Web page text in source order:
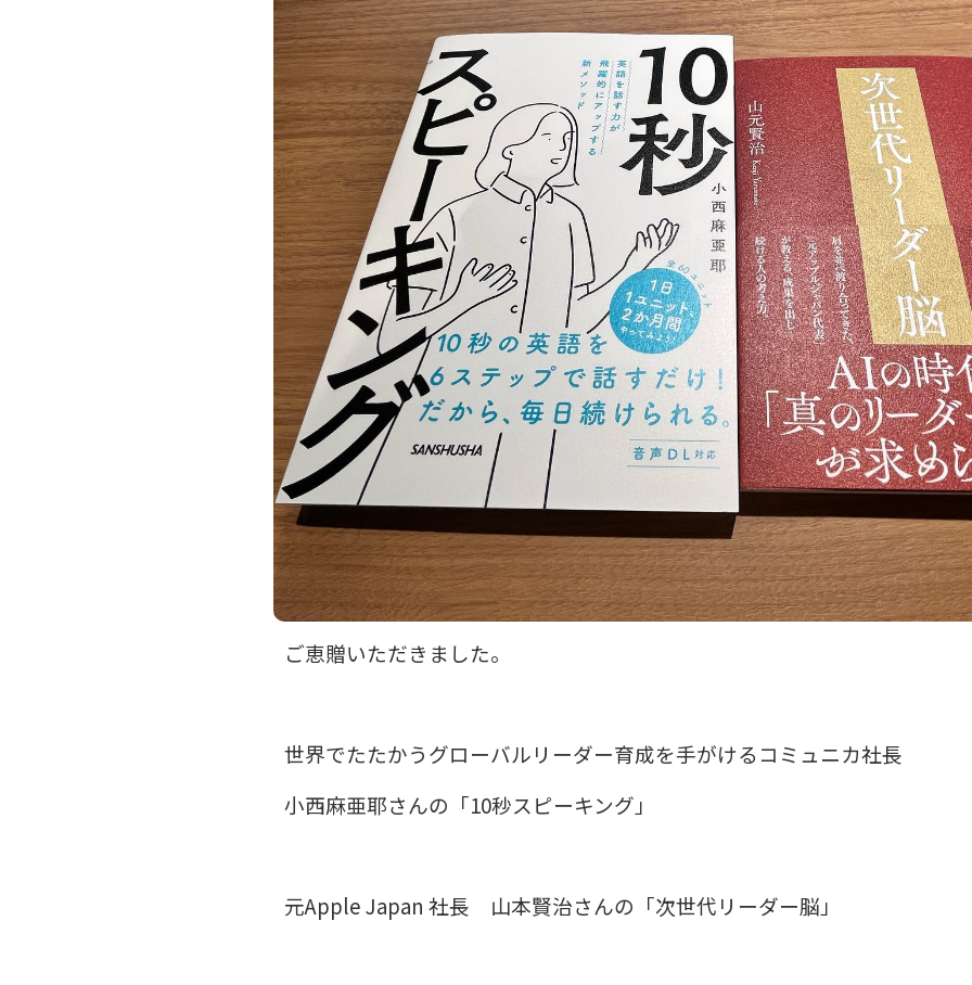
ご恵贈いただきました。
世界でたたかうグローバルリーダー育成を手がけるコミュニカ社長
小西麻亜耶さんの「10秒スピーキング」
元Apple Japan 社長 山本賢治さんの「次世代リーダー脳」